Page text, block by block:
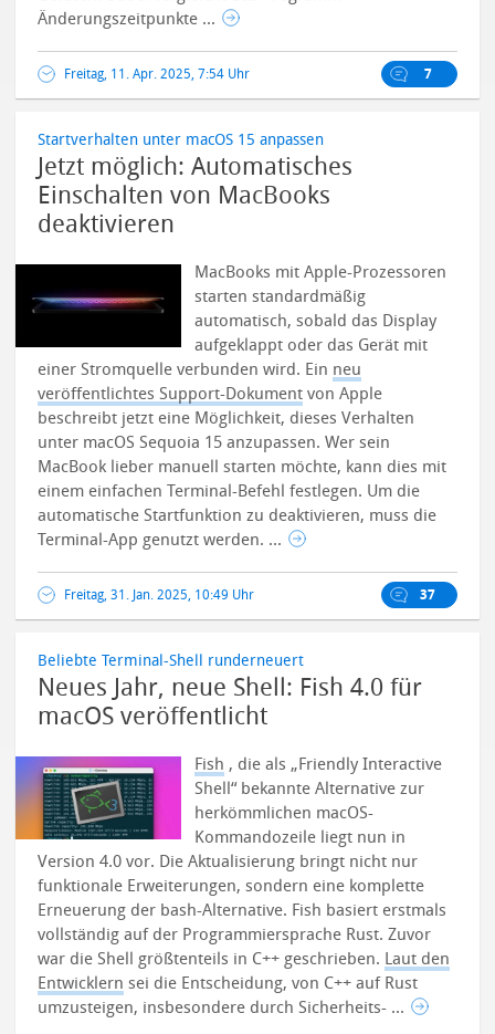
Änderungszeitpunkte ...
Freitag, 11. Apr. 2025, 7:54 Uhr 7
Startverhalten unter macOS 15 anpassen
Jetzt möglich: Automatisches
Einschalten von MacBooks
deaktivieren
MacBooks mit Apple-Prozessoren
starten standardmäßig
automatisch, sobald das Display
aufgeklappt oder das Gerät mit
einer Stromquelle verbunden wird. Ein neu
veröffentlichtes Support-Dokument von Apple
beschreibt jetzt eine Möglichkeit, dieses Verhalten
unter macOS Sequoia 15 anzupassen. Wer sein
MacBook lieber manuell starten möchte, kann dies mit
einem einfachen Terminal-Befehl festlegen. Um die
automatische Startfunktion zu deaktivieren, muss die
Terminal-App genutzt werden. ...
Freitag, 31. Jan. 2025, 10:49 Uhr 37
Beliebte Terminal-Shell runderneuert
Neues Jahr, neue Shell: Fish 4.0 für
macOS veröffentlicht
Fish , die als „Friendly Interactive
Shell“ bekannte Alternative zur
herkömmlichen macOS-
Kommandozeile liegt nun in
Version 4.0 vor. Die Aktualisierung bringt nicht nur
funktionale Erweiterungen, sondern eine komplette
Erneuerung der bash-Alternative. Fish basiert erstmals
vollständig auf der Programmiersprache Rust. Zuvor
war die Shell größtenteils in C++ geschrieben. Laut den
Entwicklern sei die Entscheidung, von C++ auf Rust
umzusteigen, insbesondere durch Sicherheits- ...